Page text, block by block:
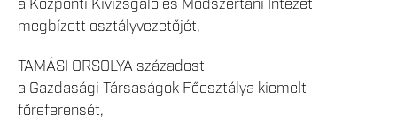
a Központi Kivizsgáló és Módszertani Intézet
megbízott osztályvezetőjét,
TAMÁSI ORSOLYA századost
a Gazdasági Társaságok Főosztálya kiemelt
főreferensét,